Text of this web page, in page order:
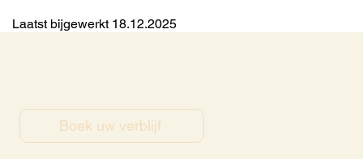
Laatst bijgewerkt 18.12.2025
Boek uw verblijf